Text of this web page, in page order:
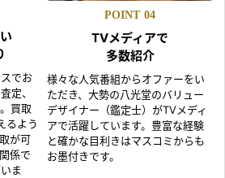
でお
定、
買取
るよう
が可
係で
ま
POINT 04
TVメディアで
多数紹介
様々な人気番組からオファーをい
ただき、大勢の八光堂のバリュー
デザイナー（鑑定士）がTVメディ
アで活躍しています。豊富な経験
と確かな目利きはマスコミからも
お墨付きです。